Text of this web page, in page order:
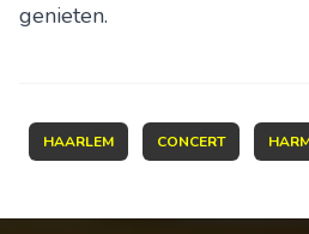
genieten.
HAARLEM CONCERT